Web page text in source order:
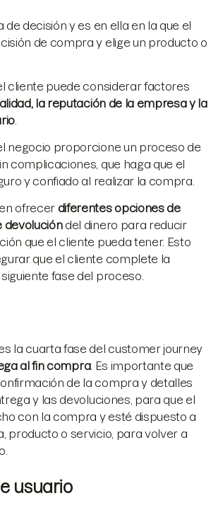
de decisión y es en ella en la que el
de compra y elige un producto o
cliente puede considerar factores
la reputación de la empresa y la
.
negocio proporcione un proceso de
complicaciones, que haga que el
y confiado al realizar la compra.
ofrecer diferentes opciones de
devolucióndel dinero para reducir
que el cliente pueda tener. Esto
que el cliente complete la
fase del proceso.
la cuarta fase del customer journey
al fin compra. Es importante que
de la compra y detalles
y las devoluciones, para que el
con la compra y esté dispuesto a
producto o servicio, para volver a
usuario